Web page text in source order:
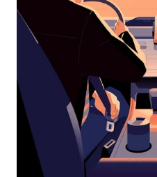
el
botón
escape
el
calendario.